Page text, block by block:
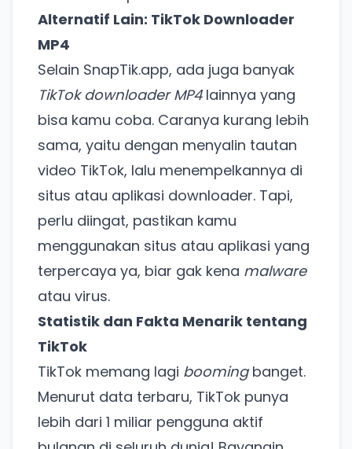
Alternatif Lain: TikTok Downloader
MP4
Selain SnapTik.app, ada juga banyak
TikTok downloader MP4lainnya yang
bisa kamu coba. Caranya kurang lebih
sama, yaitu dengan menyalin tautan
video TikTok, lalu menempelkannya di
situs atau aplikasi downloader. Tapi,
perlu diingat, pastikan kamu
menggunakan situs atau aplikasi yang
terpercaya ya, biar gak kena malware
atau virus.
Statistik dan Fakta Menarik tentang
TikTok
TikTok memang lagi boomingbanget.
Menurut data terbaru, TikTok punya
lebih dari 1 miliar pengguna aktif